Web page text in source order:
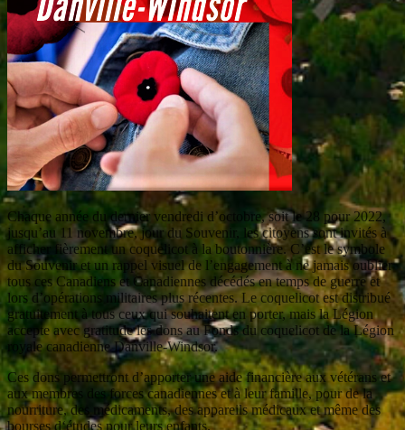
Chaque année du dernier vendredi d’octobre, soit le 28 pour 2022,
jusqu’au 11 novembre, jour du Souvenir, les citoyens sont invités à
afficher fièrement un coquelicot à la boutonnière. C’est le symbole
du Souvenir et un rappel visuel de l’engagement à ne jamais oublier
tous ces Canadiens et Canadiennes décédés en temps de guerre et
lors d’opérations militaires plus récentes. Le coquelicot est distribué
gratuitement à tous ceux qui souhaitent en porter, mais la Légion
accepte avec gratitude les dons au Fonds du coquelicot de la Légion
royale canadienne Danville-Windsor.
Ces dons permettront d’apporter une aide financière aux vétérans et
aux membres des forces canadiennes et à leur famille, pour de la
nourriture, des médicaments, des appareils médicaux et même des
bourses d‘études pour leurs enfants.